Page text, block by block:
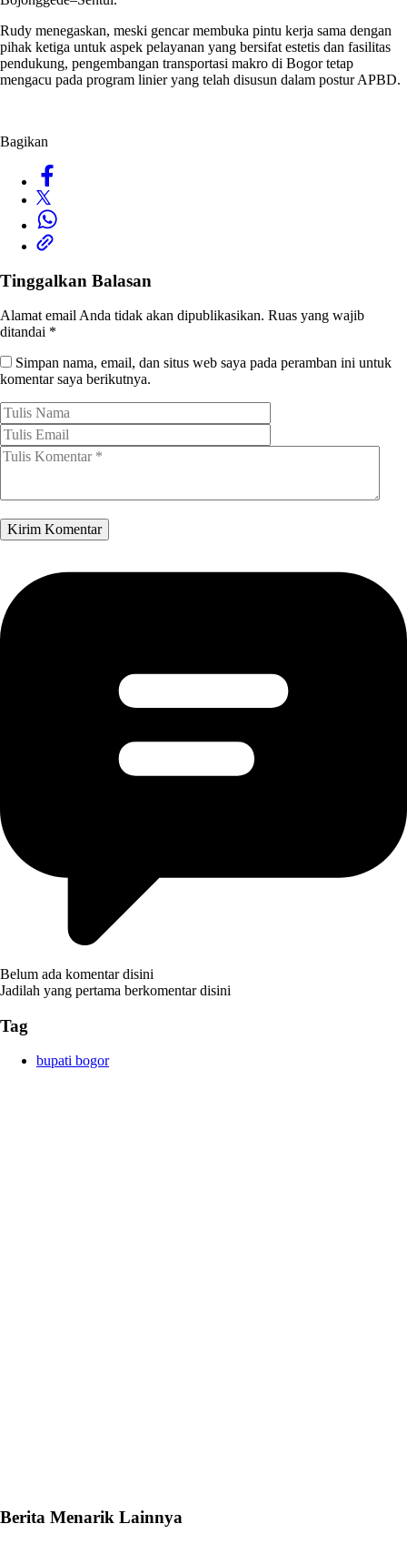
Rudy menegaskan, meski gencar membuka pintu kerja sama dengan
pihak ketiga untuk aspek pelayanan yang bersifat estetis dan fasilitas
pendukung, pengembangan transportasi makro di Bogor tetap
mengacu pada program linier yang telah disusun dalam postur APBD.
Bagikan
Tinggalkan Balasan
Alamat email Anda tidak akan dipublikasikan. Ruas yang wajib
ditandai *
Simpan nama, email, dan situs web saya pada peramban ini untuk
komentar saya berikutnya.
Belum ada komentar disini
Jadilah yang pertama berkomentar disini
Tag
bupati bogor
Berita Menarik Lainnya